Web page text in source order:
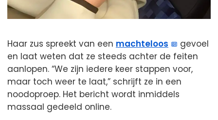
Haar zus spreekt van een machteloos
gevoel
en laat weten dat ze steeds achter de feiten
aanlopen. “We zijn iedere keer stappen voor,
maar toch weer te laat,” schrijft ze in een
noodoproep. Het bericht wordt inmiddels
massaal gedeeld online.